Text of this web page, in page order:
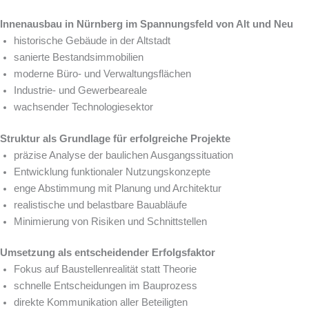
Innenausbau in Nürnberg im Spannungsfeld von Alt und Neu
historische Gebäude in der Altstadt
sanierte Bestandsimmobilien
moderne Büro- und Verwaltungsflächen
Industrie- und Gewerbeareale
wachsender Technologiesektor
Struktur als Grundlage für erfolgreiche Projekte
präzise Analyse der baulichen Ausgangssituation
Entwicklung funktionaler Nutzungskonzepte
enge Abstimmung mit Planung und Architektur
realistische und belastbare Bauabläufe
Minimierung von Risiken und Schnittstellen
Umsetzung als entscheidender Erfolgsfaktor
Fokus auf Baustellenrealität statt Theorie
schnelle Entscheidungen im Bauprozess
direkte Kommunikation aller Beteiligten